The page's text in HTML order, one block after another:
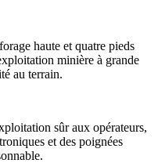
haute et quatre pieds
minière à grande
au terrain.
sûr aux opérateurs,
et des poignées